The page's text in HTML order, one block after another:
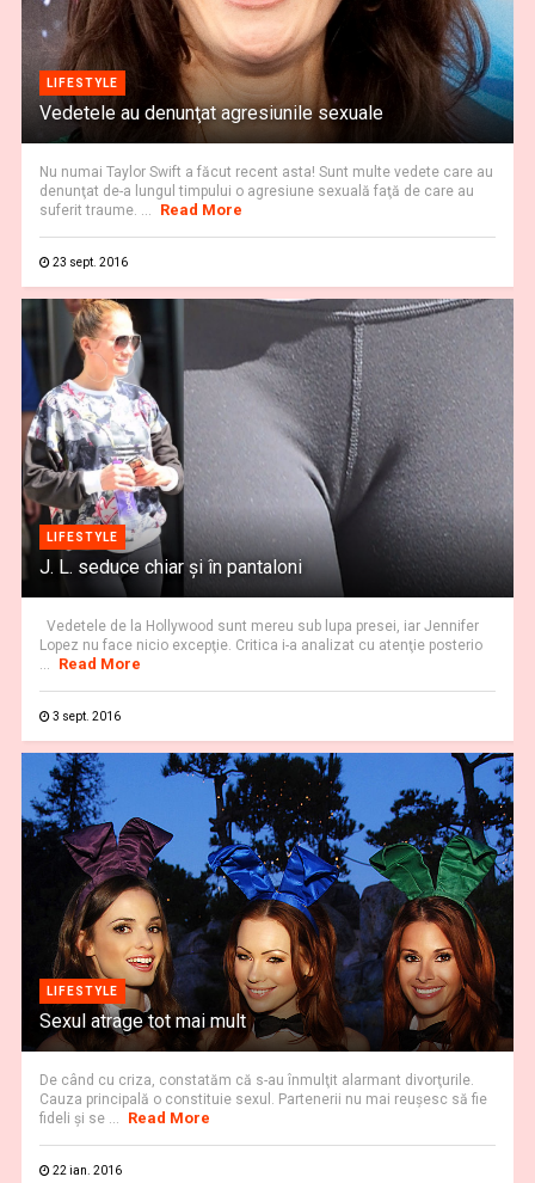
LIFESTYLE
Vedetele au denunţat agresiunile sexuale
Nu numai Taylor Swift a făcut recent asta! Sunt multe vedete care au
denunţat de-a lungul timpului o agresiune sexuală faţă de care au
suferit traume. ...
Read More
23 sept. 2016
LIFESTYLE
J. L. seduce chiar şi în pantaloni
Vedetele de la Hollywood sunt mereu sub lupa presei, iar Jennifer
Lopez nu face nicio excepţie. Critica i-a analizat cu atenţie posterio
...
Read More
3 sept. 2016
LIFESTYLE
Sexul atrage tot mai mult
De când cu criza, constatăm că s-au înmulţit alarmant divorţurile.
Cauza principală o constituie sexul. Partenerii nu mai reuşesc să fie
fideli şi se ...
Read More
22 ian. 2016